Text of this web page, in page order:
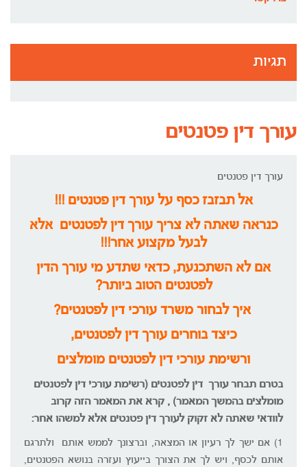
תגיות
עורך דין פטנטים
עורך דין פטנטים
אל תבזבז כסף על עורך דין פטנטים !!!
כנראה שאתה לא צריך עורך דין לפטנטים אלא
לבעל מקצוע אחר!!!
אם לא השתכנעת, כדאי שתדע מי עורך הדין
לפטנטים הטוב ביותר?
איך לבחור משרד עורכי דין לפטנטים?
כיצד בוחרים עורך דין לפטנטים,
ורשימת עורכי דין לפטנטים מומלצים
בטרם תבחר עורך דין לפטנטים (רשימת עורכי דין לפטנטים
מומלצים בהמשך המאמר) , קרא את המאמר הזה קרוב
לוודאי שאתה לא זקוק לעורך דין פטנטים אלא למשהו אחר:
1) אם ישך לך רעיון או המצאה, וברצונך לממש אותם ולתרגם
אותם לכסף, ויש לך את הצורך בייעוץ ועזרה בנושא הפטנטים,